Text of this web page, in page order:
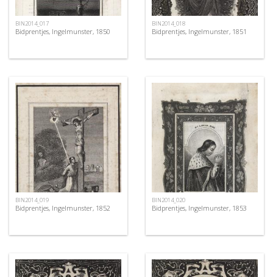
BIN2014_017
Bidprentjes, Ingelmunster, 1850
BIN2014_018
Bidprentjes, Ingelmunster, 1851
BIN2014_019
Bidprentjes, Ingelmunster, 1852
BIN2014_020
Bidprentjes, Ingelmunster, 1853